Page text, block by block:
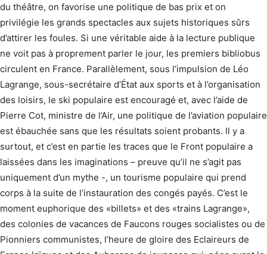
du théâtre, on favorise une politique de bas prix et on
privilégie les grands spectacles aux sujets historiques sûrs
d’attirer les foules. Si une véritable aide à la lecture publique
ne voit pas à proprement parler le jour, les premiers bibliobus
circulent en France. Parallèlement, sous l’impulsion de Léo
Lagrange, sous-secrétaire d’État aux sports et à l’organisation
des loisirs, le ski populaire est encouragé et, avec l’aide de
Pierre Cot, ministre de l’Air, une politique de l’aviation populaire
est ébauchée sans que les résultats soient probants. Il y a
surtout, et c’est en partie les traces que le Front populaire a
laissées dans les imaginations – preuve qu’il ne s’agit pas
uniquement d’un mythe -, un tourisme populaire qui prend
corps à la suite de l’instauration des congés payés. C’est le
moment euphorique des «billets» et des «trains Lagrange»,
des colonies de vacances de Faucons rouges socialistes ou de
Pionniers communistes, l’heure de gloire des Eclaireurs de